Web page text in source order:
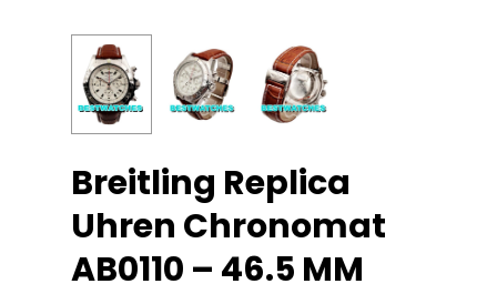
Breitling Replica
Uhren Chronomat
AB0110 – 46.5 MM